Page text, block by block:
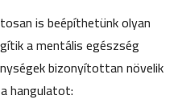
is beépíthetünk olyan
a mentális egészség
bizonyítottan növelik
hangulatot: